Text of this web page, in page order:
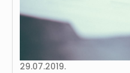
29.07.2019.